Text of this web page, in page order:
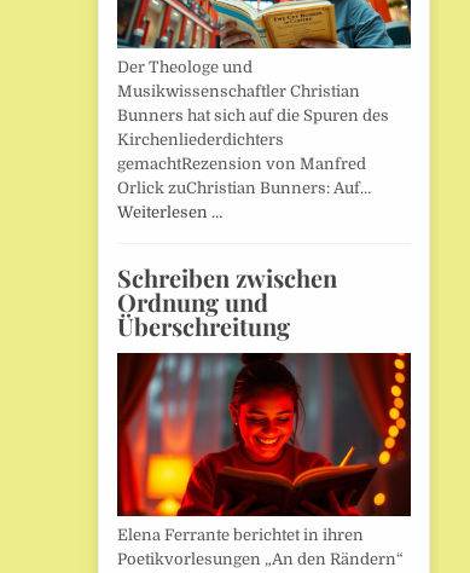
Der Theologe und
Musikwissenschaftler Christian
Bunners hat sich auf die Spuren des
Kirchenliederdichters
gemachtRezension von Manfred
Orlick zuChristian Bunners: Auf…
Weiterlesen …
Schreiben zwischen
Ordnung und
Überschreitung
Elena Ferrante berichtet in ihren
Poetikvorlesungen „An den Rändern“